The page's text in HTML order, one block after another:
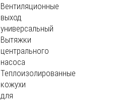
Вентиляционные
выход
универсальный
Вытяжки
центрального
насоса
Теплоизолированные
кожухи
для